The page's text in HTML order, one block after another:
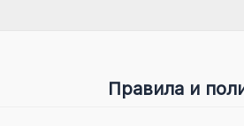
Правила и